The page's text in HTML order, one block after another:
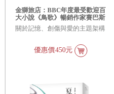
金獅旅店：BBC年度最受歡迎百
大小說《鳥歌》暢銷作家賽巴斯
欽．福克斯成名作
關於記憶、創傷與愛的主題架構
優惠價450元